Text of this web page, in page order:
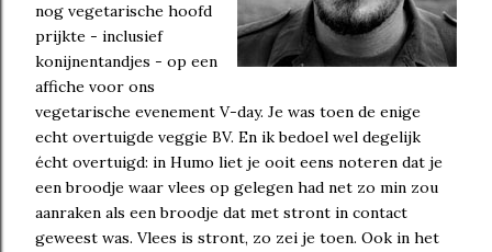
nog vegetarische hoofd
prijkte - inclusief
konijnentandjes - op een
affiche voor ons
vegetarische evenement V-day. Je was toen de enige
echt overtuigde veggie BV. En ik bedoel wel degelijk
écht overtuigd: in Humo liet je ooit eens noteren dat je
een broodje waar vlees op gelegen had net zo min zou
aanraken als een broodje dat met stront in contact
geweest was. Vlees is stront, zo zei je toen. Ook in het